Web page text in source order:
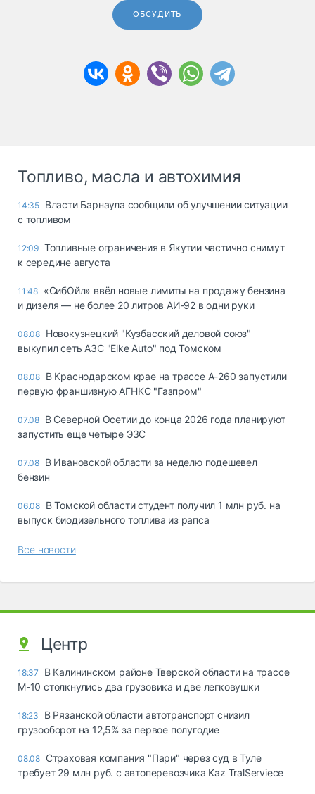
ОБСУДИТЬ
Топливо, масла и автохимия
14:35 Власти Барнаула сообщили об улучшении ситуации
с топливом
12:09 Топливные ограничения в Якутии частично снимут
к середине августа
11:48 «СибОйл» ввёл новые лимиты на продажу бензина
и дизеля — не более 20 литров АИ‑92 в одни руки
08.08 Новокузнецкий "Кузбасский деловой союз"
выкупил сеть АЗС "Elke Auto" под Томском
08.08 В Краснодарском крае на трассе А-260 запустили
первую франшизную АГНКС "Газпром"
07.08 В Северной Осетии до конца 2026 года планируют
запустить еще четыре ЭЗС
07.08 В Ивановской области за неделю подешевел
бензин
06.08 В Томской области студент получил 1 млн руб. на
выпуск биодизельного топлива из рапса
Все новости
Центр
18:37
В Калининском районе Тверской области на трассе
М-10 столкнулись два грузовика и две легковушки
18:23
В Рязанской области автотранспорт снизил
грузооборот на 12,5% за первое полугодие
08.08 Страховая компания "Пари" через суд в Туле
требует 29 млн руб. с автоперевозчика Kaz TralServiece